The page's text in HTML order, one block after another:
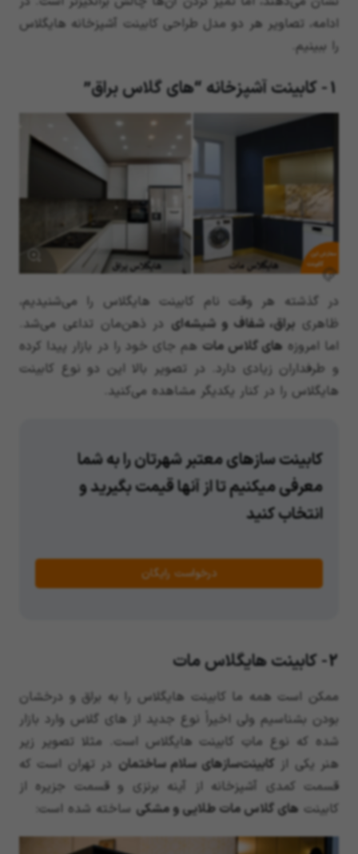
ادامه، تصاویر هر دو مدل طراحی کابینت آشپزخانه هایگلاس
را ببینیم.
1- کابینت آشپزخانه “های گلاس براق”
سفارش این
کابینت
در گذشته هر وقت نام کابینت هایگلاس را می‌شنیدیم،
ظاهری براق، شفاف و شیشه‌ای در ذهن‌مان تداعی می‌شد.
اما امروزه های گلاس مات هم جای خود را در بازار پیدا کرده
و طرفداران زیادی دارد. در تصویر بالا این دو نوع کابینت
هایگلاس را در کنار یکدیگر مشاهده می‌کنید.
کابینت سازهای معتبر شهرتان را به شما
معرفی میکنیم تا از آنها قیمت بگیرید و
انتخاب کنید
درخواست رایگان
2- کابینت هایگلاس مات
ممکن است همه ما کابینت هایگلاس را به براق و درخشان
بودن بشناسیم ولی اخیراً نوع جدید از های گلاس وارد بازار
شده که نوع ماتِ کابینت هایگلاس است. مثلا تصویر زیر
هنر یکی از کابینت‌سازهای سلام ساختمان در تهران است که
قسمت کمدی آشپزخانه از آینه برنزی و قسمت جزیره از
کابینت های گلاس مات طلایی و مشکی ساخته شده است: